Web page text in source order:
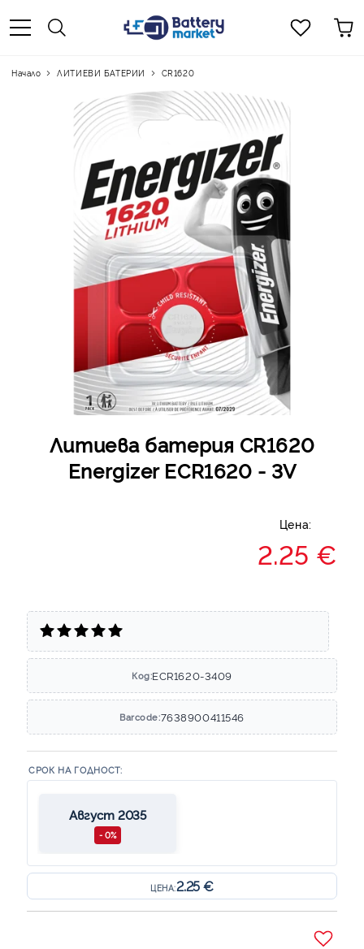
Начало ЛИТИЕВИ БАТЕРИИ CR1620
Литиева батерия CR1620
Energizer ECR1620 - 3V
Цена:
2.25 €
Код:ECR1620-3409
Barcode:7638900411546
СРОК НА ГОДНОСТ:
Август 2035
- 0%
ЦЕНА:2.25 €